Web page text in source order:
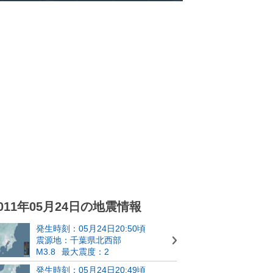
年05月24日の地震情報
発生時刻：05月24日20:50頃
震源地：千葉県北西部
M3.8
最大震度：2
発生時刻：05月24日20:49頃